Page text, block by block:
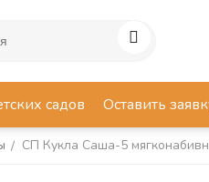
садов Оставить
/ СП Кукла Саша-5